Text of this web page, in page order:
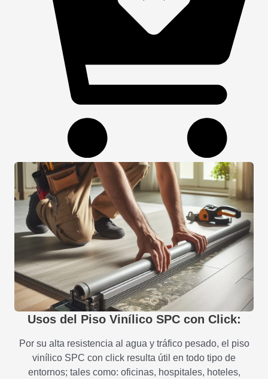
Usos del Piso Vinílico SPC con Click:
Por su alta resistencia al agua y tráfico pesado, el piso
vinílico SPC con click resulta útil en todo tipo de
entornos; tales como: oficinas, hospitales, hoteles,